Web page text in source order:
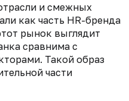
и смежных
как часть HR-бренда
рынок выглядит
сравнима с
Такой образ
части